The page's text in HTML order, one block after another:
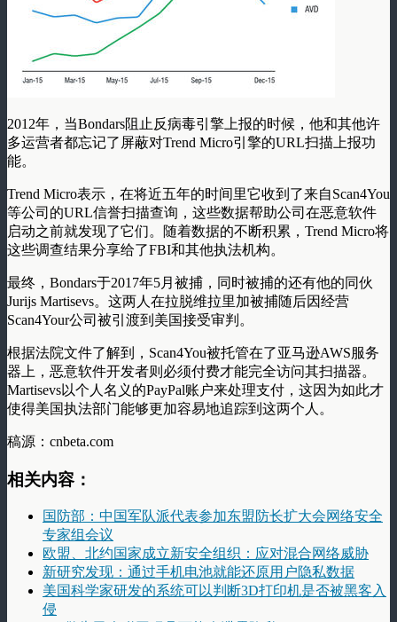
2012年，当Bondars阻止反病毒引擎上报的时候，他和其他许
多运营者都忘记了屏蔽对Trend Micro引擎的URL扫描上报功
能。
Trend Micro表示，在将近五年的时间里它收到了来自Scan4You
等公司的URL信誉扫描查询，这些数据帮助公司在恶意软件
启动之前就发现了它们。随着数据的不断积累，Trend Micro将
这些调查结果分享给了FBI和其他执法机构。
最终，Bondars于2017年5月被捕，同时被捕的还有他的同伙
Jurijs Martisevs。这两人在拉脱维拉里加被捕随后因经营
Scan4Your公司被引渡到美国接受审判。
根据法院文件了解到，Scan4You被托管在了亚马逊AWS服务
器上，恶意软件开发者则必须付费才能完全访问其扫描器。
Martisevs以个人名义的PayPal账户来处理支付，这因为如此才
使得美国执法部门能够更加容易地追踪到这两个人。
稿源：cnbeta.com
相关内容：
国防部：中国军队派代表参加东盟防长扩大会网络安全
专家组会议
欧盟、北约国家成立新安全组织：应对混合网络威胁
新研究发现：通过手机电池就能还原用户隐私数据
美国科学家研发的系统可以判断3D打印机是否被黑客入
侵